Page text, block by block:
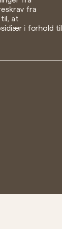
fra
at
i forhold til